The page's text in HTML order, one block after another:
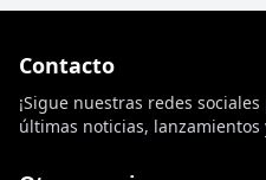
Contacto
¡Sigue nuestras redes
últimas noticias, lanzamientos